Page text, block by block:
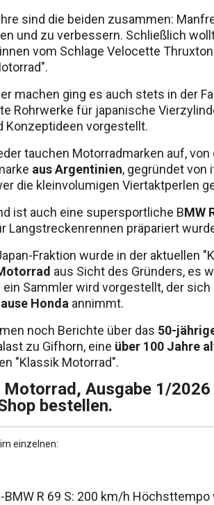
sind die beiden zusammen:
und zu verbessern. Schließlich
vom Schlage Velocette
machen ging es auch stets in der
Rohrwerke für japanische
Konzeptideen vorgestellt.
tauchen Motorradmarken auf,
aus Argentinien, gegründet von
die kleinvolumigen Viertaktperlen
ist auch eine supersportliche BMW
Langstreckenrennen präpariert
Fraktion wurde in der aktuellen
aus Sicht des Gründers, es
ein Sammler wird vorgestellt, der
Honda annimmt.
noch Berichte über das 50-
zu Gifhorn, eine über 100 Jahre
"Klassik Motorrad".
Motorrad, Ausgabe 1/
bestellen.
einzelnen:
BMW R 69 S: 200 km/h